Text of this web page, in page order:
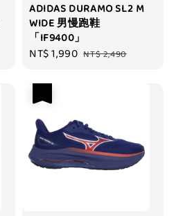
ADIDAS DURAMO SL2 M
WIDE 男慢跑鞋
「IF9400」
Sale
NT$ 1,990 Regular
NT$ 2,490